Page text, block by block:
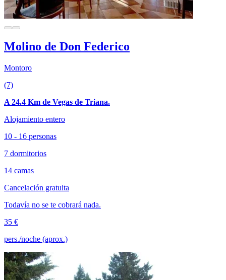
Molino de Don Federico
Montoro
(7)
A 24.4 Km de Vegas de Triana.
Alojamiento entero
10 - 16 personas
7 dormitorios
14 camas
Cancelación gratuita
Todavía no se te cobrará nada.
35 €
pers./noche (aprox.)